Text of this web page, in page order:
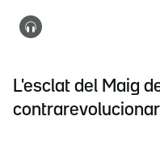
L'esclat del Maig